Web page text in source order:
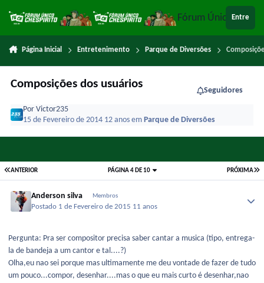
Fórum ÚnicoEntre
Página Inicial Entretenimento Parque de Diversões
Composições dos usuários
Seguidores
PorVictor235
15 de Fevereiro de 2014 12 anosem Parque de Diversões
ANTERIOR PRÓXIMA
PÁGINA 4 DE 10
Anderson silva Membros
Postado 1 de Fevereiro de 2015 11 anos
Pergunta: Pra ser compositor precisa saber cantar a musica (tipo, entrega-
la de bandeja a um cantor e tal....?)
Olha,eu nao sei porque mas ultimamente me deu vontade de fazer de tudo
um pouco...compor, desenhar....mas o que eu mais curto é desenhar,nao